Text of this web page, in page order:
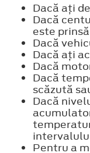
Dacă aţi
Dacă
este
Dacă
Dacă aţi
Dacă
Dacă
scăzută
Dacă
Pentru a